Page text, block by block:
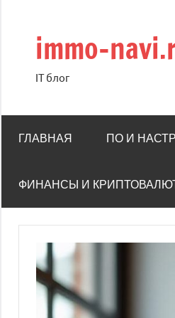
содержимому
immo-
IT блог
ГЛАВНАЯ ПО И
ФИНАНСЫ И